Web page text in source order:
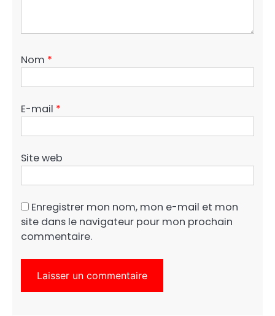
Nom *
E-mail *
Site web
Enregistrer mon nom, mon e-mail et mon
site dans le navigateur pour mon prochain
commentaire.